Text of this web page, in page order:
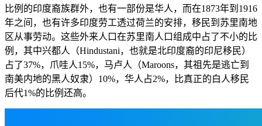
比例的印度裔族群外，也有一部份是华人，而在1873年到1916
年之间，也有许多印度劳工透过荷兰的安排，移民到苏里南地
区从事劳动。这些外来人口在苏里南人口组成中占了不小的比
例，其中兴都人（Hindustani，也就是北印度裔的印尼移民）
占了37%，爪哇人15%，马卢人（Maroons，其祖先是逃亡到
南美内地的黑人奴隶）10%，华人占2%，比真正的白人移民
后代1%的比例还高。